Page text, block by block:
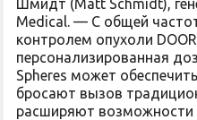
Шмидт (Matt Schmidt),
Medical. — С общей
контролем опухоли
персонализированная
Spheres может
бросают вызов
расширяют возможности